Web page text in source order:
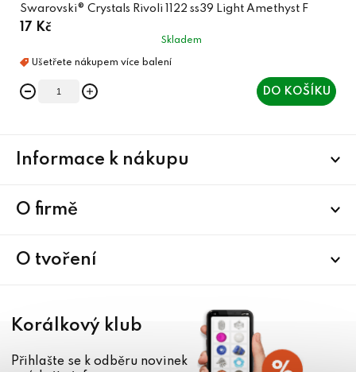
Swarovski® Crystals Rivoli 1122 ss39 Light Amethyst F
17 Kč
Skladem
DO KOŠÍKU
Informace k nákupu
O firmě
O tvoření
Korálkový klub
Přihlašte se k odběru novinek